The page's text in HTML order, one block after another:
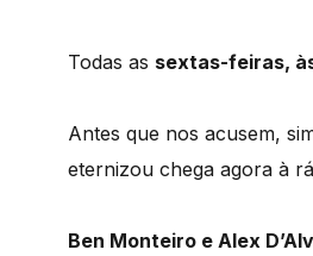
Todas as sextas-feiras,
Antes que nos acusem,
eternizou chega agora à
Ben Monteiro e Alex